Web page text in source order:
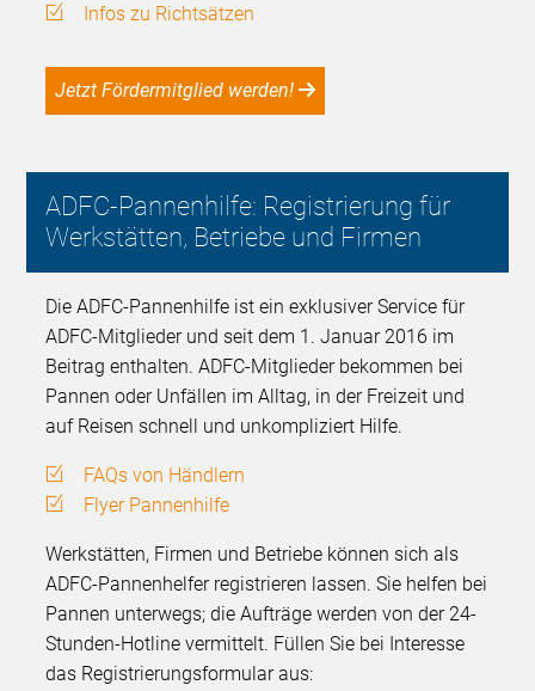
Infos zu Richtsätzen
Jetzt Fördermitglied werden!
ADFC-Pannenhilfe: Registrierung für
Werkstätten, Betriebe und Firmen
Die ADFC-Pannenhilfe ist ein exklusiver Service für
ADFC-Mitglieder und seit dem 1. Januar 2016 im
Beitrag enthalten. ADFC-Mitglieder bekommen bei
Pannen oder Unfällen im Alltag, in der Freizeit und
auf Reisen schnell und unkompliziert Hilfe.
FAQs von Händlern
Flyer Pannenhilfe
Werkstätten, Firmen und Betriebe können sich als
ADFC-Pannenhelfer registrieren lassen. Sie helfen bei
Pannen unterwegs; die Aufträge werden von der 24-
Stunden-Hotline vermittelt. Füllen Sie bei Interesse
das Registrierungsformular aus: